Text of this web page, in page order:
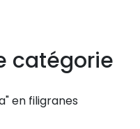
catégorie